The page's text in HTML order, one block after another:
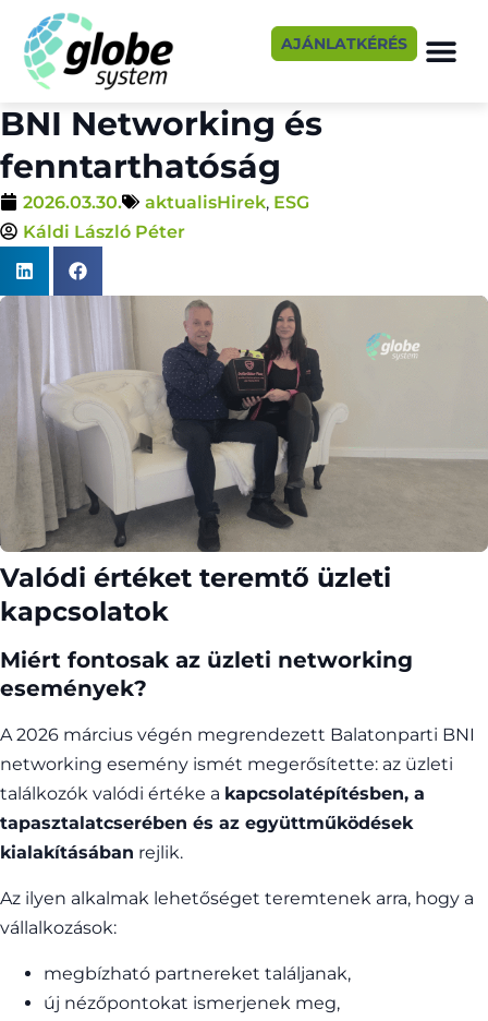
AJÁNLATKÉRÉS
BNI Networking és
fenntarthatóság
2026.03.30. aktualisHirek, ESG
Káldi László Péter
Valódi értéket teremtő üzleti
kapcsolatok
Miért fontosak az üzleti networking
események?
A 2026 március végén megrendezett Balatonparti BNI
networking esemény ismét megerősítette: az üzleti
találkozók valódi értéke a kapcsolatépítésben, a
tapasztalatcserében és az együttműködések
kialakításában rejlik.
Az ilyen alkalmak lehetőséget teremtenek arra, hogy a
vállalkozások:
megbízható partnereket találjanak,
új nézőpontokat ismerjenek meg,